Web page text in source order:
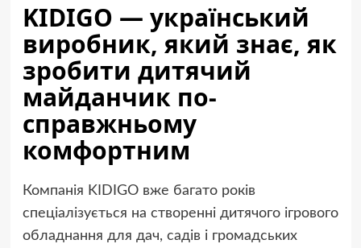
KIDIGO — український
виробник, який знає, як
зробити дитячий
майданчик по-
справжньому
комфортним
Компанія KIDIGO вже багато років
спеціалізується на створенні дитячого ігрового
обладнання для дач, садів і громадських